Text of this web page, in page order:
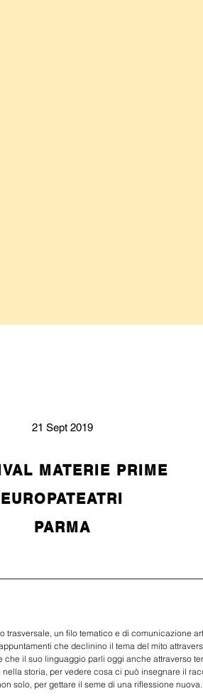
21 Sept 2019
MATERIE PRIME
EUROPATEATRI
PARMA
trasversale, un filo tematico e di comunicazione
che declinino il tema del mito
il suo linguaggio parli oggi anche attraverso
storia, per vedere cosa ci può insegnare il
solo, per gettare il seme di una riflessione nuova.